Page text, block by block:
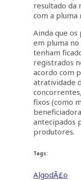
resultado da
com a pluma
Ainda que
em pluma
tenham
registrados
acordo com
atratividade
fixos (como
antecipados
produtores.
Tags:
AlgodÃ£o